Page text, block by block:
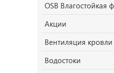
OSB Влагостойкая
Акции
Вентиляция кровли
Водостоки